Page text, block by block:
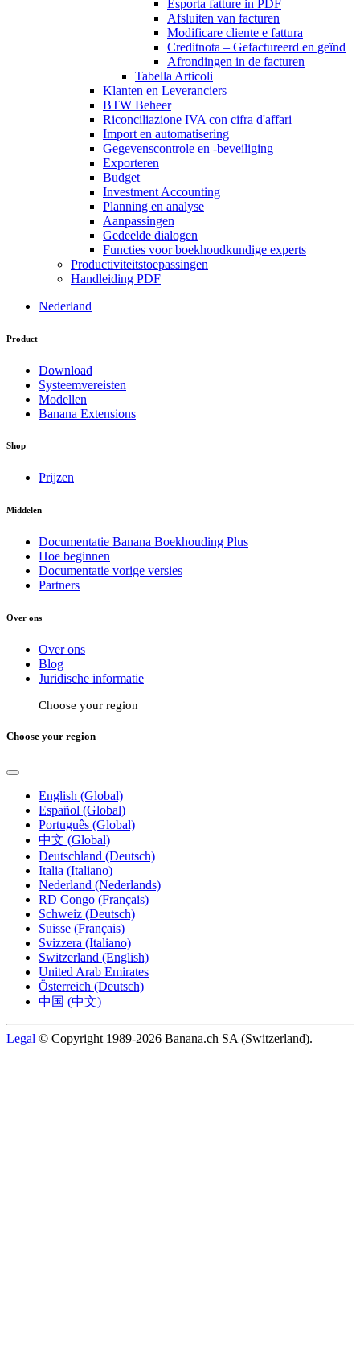
Esporta fatture in PDF
Afsluiten van facturen
Modificare cliente e fattura
Creditnota – Gefactureerd en geïnd
Afrondingen in de facturen
Tabella Articoli
Klanten en Leveranciers
BTW Beheer
Riconciliazione IVA con cifra d'affari
Import en automatisering
Gegevenscontrole en -beveiliging
Exporteren
Budget
Investment Accounting
Planning en analyse
Aanpassingen
Gedeelde dialogen
Functies voor boekhoudkundige experts
Productiviteitstoepassingen
Handleiding PDF
Nederland
Product
Download
Systeemvereisten
Modellen
Banana Extensions
Shop
Prijzen
Middelen
Documentatie Banana Boekhouding Plus
Hoe beginnen
Documentatie vorige versies
Partners
Over ons
Over ons
Blog
Juridische informatie
Choose your region
Choose your region
English (Global)
Español (Global)
Português (Global)
中文 (Global)
Deutschland (Deutsch)
Italia (Italiano)
Nederland (Nederlands)
RD Congo (Français)
Schweiz (Deutsch)
Suisse (Français)
Svizzera (Italiano)
Switzerland (English)
United Arab Emirates
Österreich (Deutsch)
中国 (中文)
Legal © Copyright 1989-2026 Banana.ch SA (Switzerland).